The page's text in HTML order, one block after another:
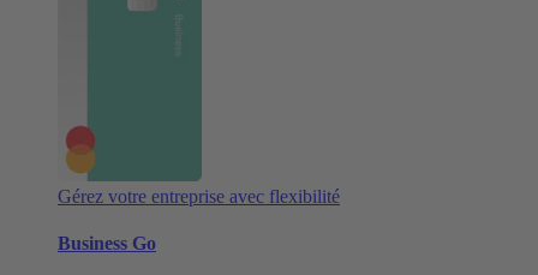
Gérez votre entreprise avec flexibilité
Business Go